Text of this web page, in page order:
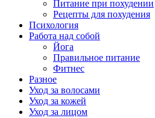
Питание при похудении
Рецепты для похудения
Психология
Работа над собой
Йога
Правильное питание
Фитнес
Разное
Уход за волосами
Уход за кожей
Уход за лицом